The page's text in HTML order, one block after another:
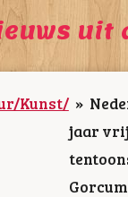
uit
Kunst/ »
jaar